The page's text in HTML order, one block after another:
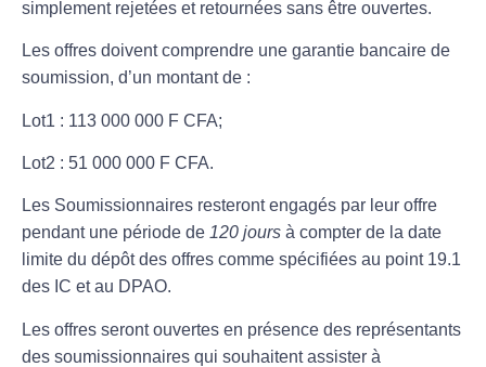
simplement rejetées et retournées sans être ouvertes.
Les offres doivent comprendre une garantie bancaire de
soumission, d’un montant de :
Lot1 : 113 000 000 F CFA;
Lot2 : 51 000 000 F CFA.
Les Soumissionnaires resteront engagés par leur offre
pendant une période de 120 jours à compter de la date
limite du dépôt des offres comme spécifiées au point 19.1
des IC et au DPAO.
Les offres seront ouvertes en présence des représentants
des soumissionnaires qui souhaitent assister à